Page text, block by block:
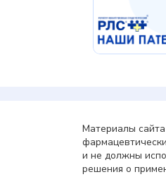
Материалы
и не должны
решения о